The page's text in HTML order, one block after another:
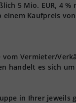
5 Mio. EUR, 4
Kaufpreis
Vermieter/
handelt es sich um
in Ihrer jeweils